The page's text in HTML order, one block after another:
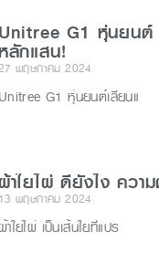
G1 หุ่นยนต์
ลักแสน!
พฤษภาคม 2024
G1 หุ่นยนต์เลียนแ
าใยไผ่ ดียังไง ควา
พฤษภาคม 2024
าใยไผ่ เป็นเส้นใยที่แปร